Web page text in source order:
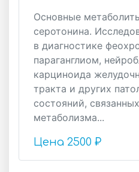
Основные
серотонина.
в диагностике
параганглиом,
карциноида
тракта и других
состояний,
метаболизма...
Цена 2500 ₽